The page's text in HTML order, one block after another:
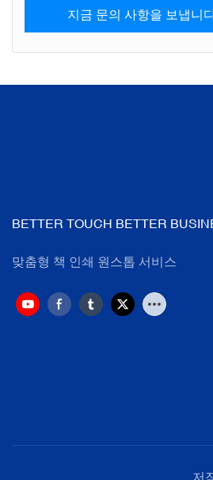
지금 문의 사항을 보냅니
BETTER TOUCH BETTER
맞춤형 책 인쇄 원스톱 서비스
저